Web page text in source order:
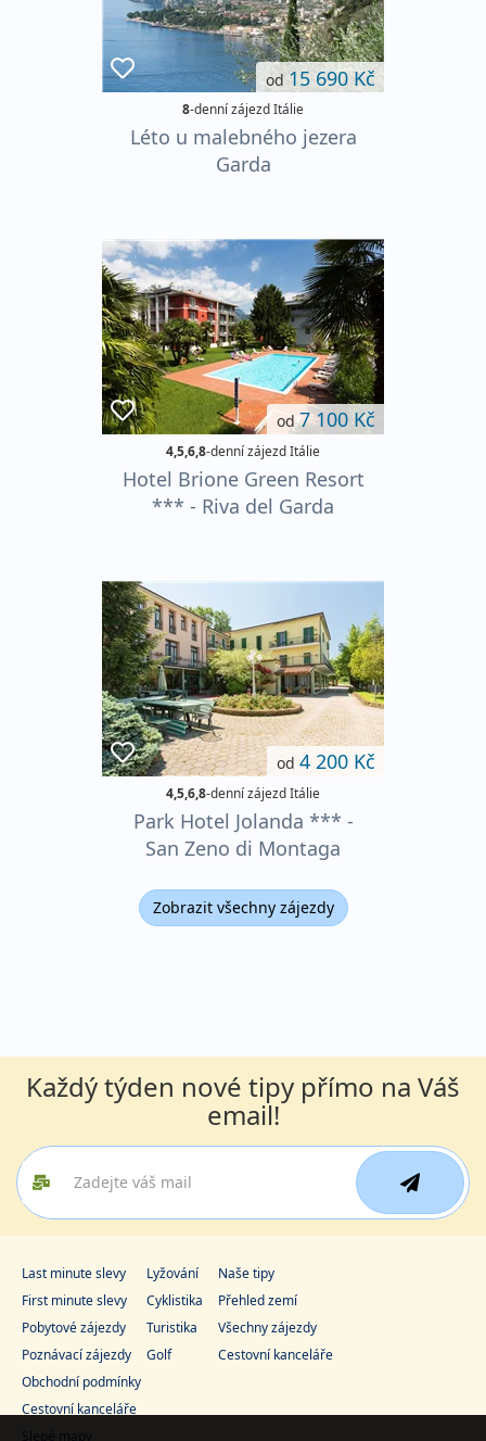
od 15 690 Kč
8-denní zájezd Itálie
Léto u malebného jezera
Garda
od7 100 Kč
4,5,6,8-denní zájezd Itálie
Hotel Brione Green Resort
*** - Riva del Garda
od 4 200 Kč
4,5,6,8-denní zájezd Itálie
Park Hotel Jolanda *** -
San Zeno di Montaga
Zobrazit všechny zájezdy
Každý týden nové tipy přímo na Váš
email!
Last minute slevy
First minute slevy
Pobytové zájezdy
Poznávací zájezdy
Lyžování
Cyklistika
Turistika
Golf
Naše tipy
Přehled zemí
Všechny zájezdy
Cestovní kanceláře
Obchodní podmínky
Cestovní kanceláře
Slepé mapy